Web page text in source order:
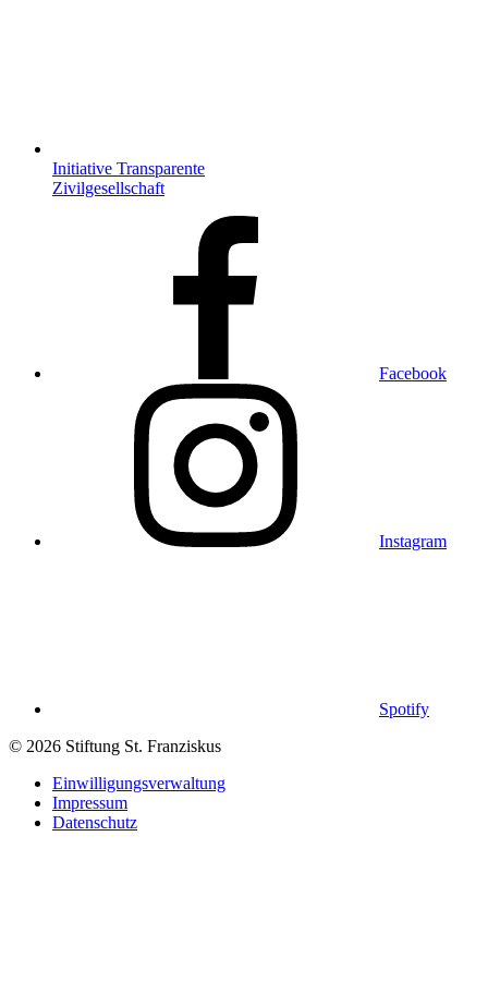
Initiative Transparente
Zivilgesellschaft
Facebook
Instagram
Spotify
© 2026 Stiftung St. Franziskus
Einwilligungsverwaltung
Impressum
Datenschutz